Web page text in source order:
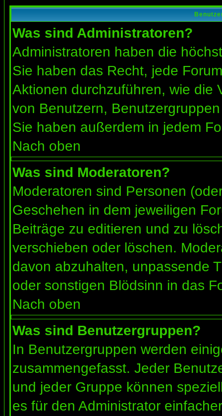
Was sind Administratoren?
Administratoren haben die
Sie haben das Recht, jede
Aktionen durchzuführen, wie die
von Benutzern,
Sie haben außerdem in jedem
Nach oben
Was sind Moderatoren?
Moderatoren sind Personen
Geschehen in dem jeweiligen
Beiträge zu editieren und zu
verschieben oder löschen.
davon abzuhalten, unpassende
oder sonstigen Blödsinn in das
Nach oben
Was sind Benutzergruppen?
In Benutzergruppen werden
zusammengefasst. Jeder
und jeder Gruppe können
es für den Administrator